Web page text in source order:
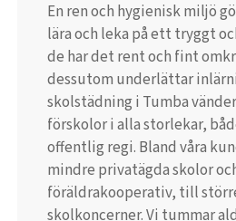
En ren och hygienisk miljö
lära och leka på ett tryggt
de har det rent och fint
dessutom underlättar
skolstädning i Tumba
förskolor i alla storlekar,
offentlig regi. Bland våra
mindre privatägda skolor
föräldrakooperativ, till
skolkoncerner. Vi tummar